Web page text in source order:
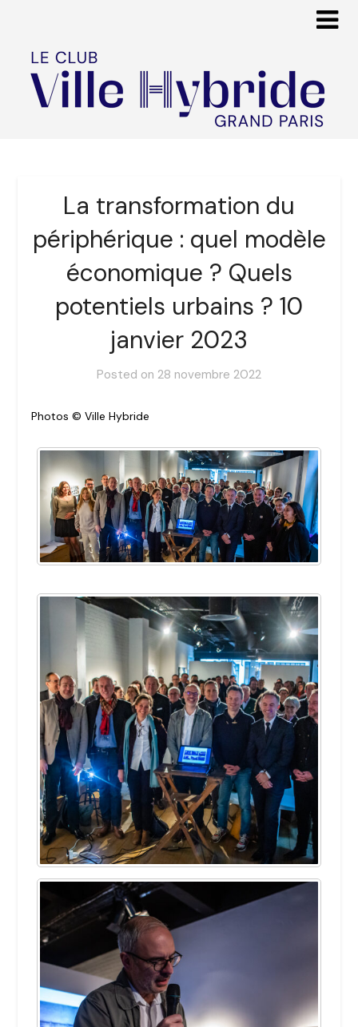
La transformation du
périphérique : quel modèle
économique ? Quels
potentiels urbains ? 10
janvier 2023
Posted on 28 novembre 2022
Photos © Ville Hybride